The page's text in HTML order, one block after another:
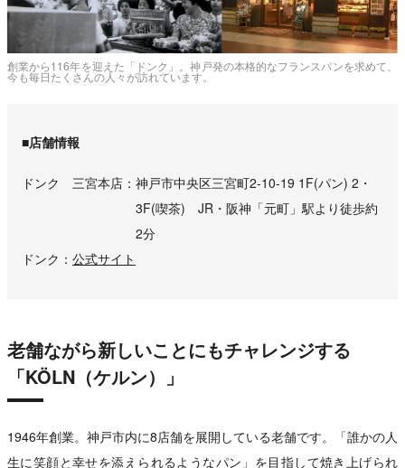
創業から116年を迎えた「ドンク」。神戸発の本格的なフランスパンを求めて、
今も毎日たくさんの人々が訪れています。
■店舗情報
ドンク 三宮本店
神戸市中央区三宮町2-10-19 1F(パン) 2・
3F(喫茶) JR・阪神「元町」駅より徒歩約
2分
ドンク
公式サイト
老舗ながら新しいことにもチャレンジする
「KÖLN（ケルン）」
1946年創業。神戸市内に8店舗を展開している老舗です。「誰かの人
生に笑顔と幸せを添えられるようなパン」を目指して焼き上げられ